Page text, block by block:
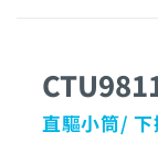
直驅小筒/